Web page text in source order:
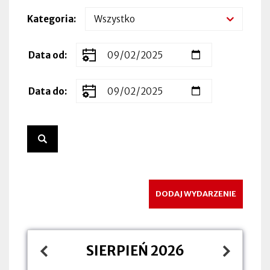
Kategoria
Zakres
dat
Data od
Data do
DODAJ WYDARZENIE
SIERPIEŃ 2026